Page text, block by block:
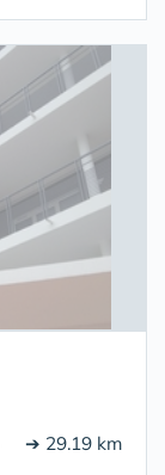
➔ 29.19 km